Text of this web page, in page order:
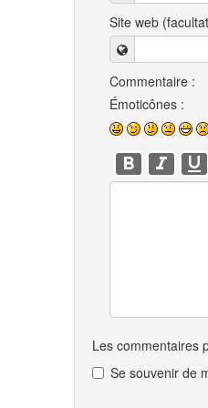
Site web
Commentaire :
Émoticônes :
Les commentaires
Se souvenir de